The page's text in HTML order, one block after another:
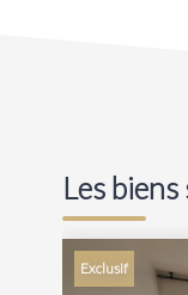
Les
Exclusif